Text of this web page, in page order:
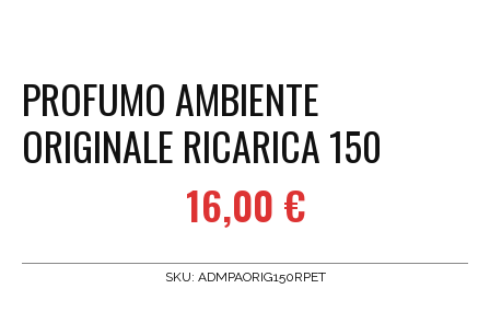
PROFUMO AMBIENTE
ORIGINALE RICARICA 150
16,00 €
SKU: ADMPAORIG150RPET